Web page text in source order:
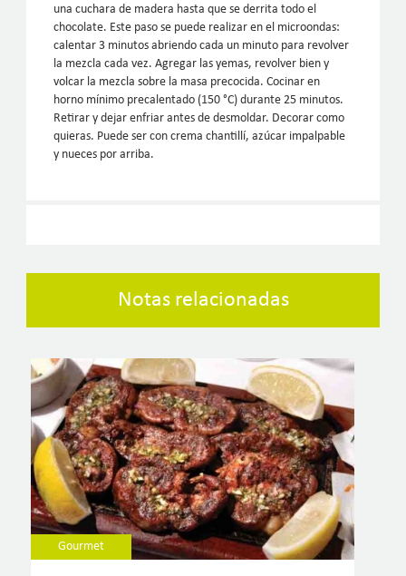
una cuchara de madera hasta que se derrita todo el
chocolate. Este paso se puede realizar en el microondas:
calentar 3 minutos abriendo cada un minuto para revolver
la mezcla cada vez. Agregar las yemas, revolver bien y
volcar la mezcla sobre la masa precocida. Cocinar en
horno mínimo precalentado (150 °C) durante 25 minutos.
Retirar y dejar enfriar antes de desmoldar. Decorar como
quieras. Puede ser con crema chantillí, azúcar impalpable
y nueces por arriba.
Notas relacionadas
Gourmet